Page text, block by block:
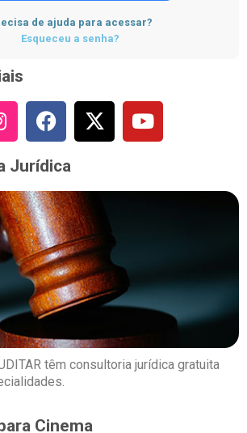
de ajuda para acessar?
Esqueceu a senha?
Jurídica
têm consultoria jurídica gratuita
Cinema